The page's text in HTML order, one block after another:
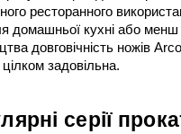
ресторанного
домашньої кухні або менш
довговічність ножів
цілком задовільна.
серії